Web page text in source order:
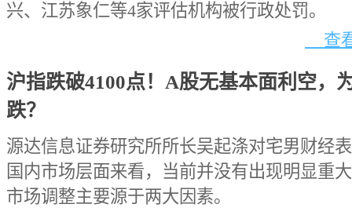
兴、江苏象仁等4家评估机构被行政处罚。
查
沪指跌破4100点！A股无基本面利空，
跌？
源达信息证券研究所所长吴起涤对宅男财经
国内市场层面来看，当前并没有出现明显重
市场调整主要源于两大因素。